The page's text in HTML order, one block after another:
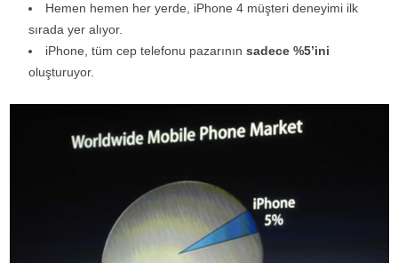
Hemen hemen her yerde, iPhone 4 müşteri deneyimi ilk
sırada yer alıyor.
iPhone, tüm cep telefonu pazarının sadece %5’ini
oluşturuyor.